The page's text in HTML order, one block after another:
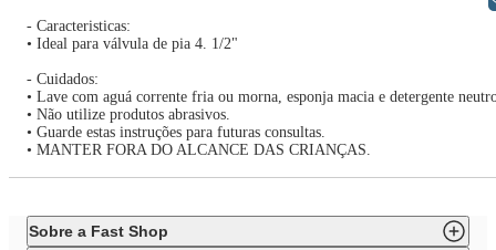
- Caracteristicas:
• Ideal para válvula de pia 4. 1/2"
- Cuidados:
• Lave com aguá corrente fria ou morna, esponja macia e detergente
• Não utilize produtos abrasivos.
• Guarde estas instruções para futuras consultas.
• MANTER FORA DO ALCANCE DAS CRIANÇAS.
Sobre a Fast Shop